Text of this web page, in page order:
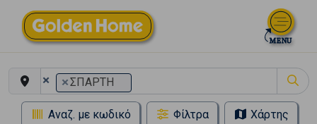
× ×ΣΠΑΡΤΗ
Αναζ. με κωδικό Φίλτρα Χάρτης